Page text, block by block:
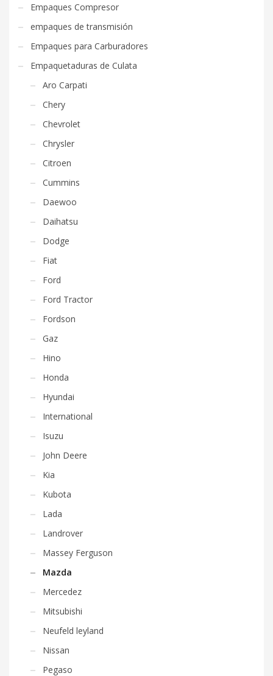
Empaques Compresor
empaques de transmisión
Empaques para Carburadores
Empaquetaduras de Culata
Aro Carpati
Chery
Chevrolet
Chrysler
Citroen
Cummins
Daewoo
Daihatsu
Dodge
Fiat
Ford
Ford Tractor
Fordson
Gaz
Hino
Honda
Hyundai
International
Isuzu
John Deere
Kia
Kubota
Lada
Landrover
Massey Ferguson
Mazda
Mercedez
Mitsubishi
Neufeld leyland
Nissan
Pegaso